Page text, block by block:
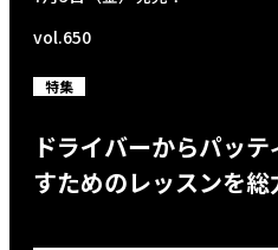
vol.650
特集
ドライバーからパッ
すためのレッスンを総